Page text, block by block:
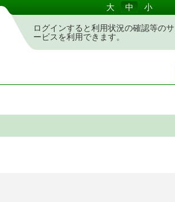
大 中 小
ログインすると利用状況の確認等のサ
ービスを利用できます。